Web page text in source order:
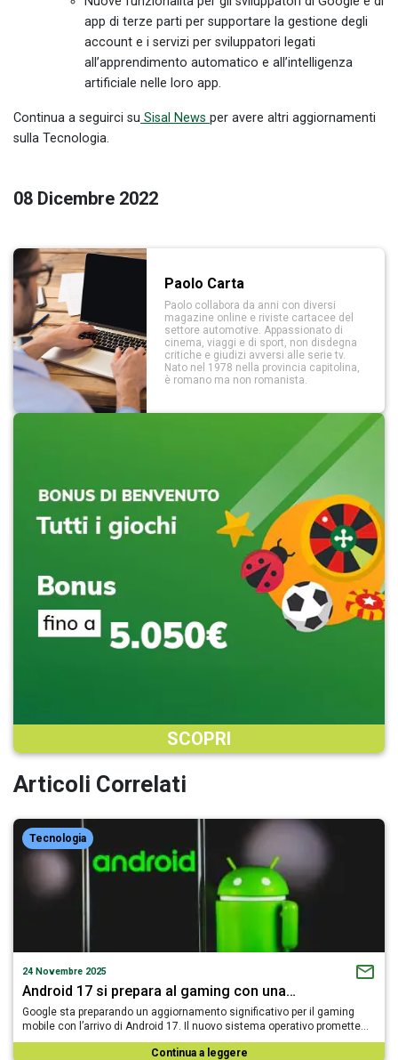
app di terze parti per supportare la gestione degli
account e i servizi per sviluppatori legati
all’apprendimento automatico e all’intelligenza
artificiale nelle loro app.
Continua a seguirci su Sisal News per avere altri aggiornamenti
sulla Tecnologia.
08 Dicembre 2022
Paolo Carta
Paolo collabora da anni con diversi
magazine online e riviste cartacee del
settore automotive. Appassionato di
cinema, viaggi e di sport, non disdegna
critiche e giudizi avversi alle serie tv.
Nato nel 1978 nella provincia capitolina,
è romano ma non romanista.
SCOPRI
Articoli Correlati
Tecnologia
24 Novembre 2025
Android 17 si prepara al gaming con una…
Google sta preparando un aggiornamento significativo per il gaming
mobile con l’arrivo di Android 17. Il nuovo sistema operativo promette…
Continua a leggere